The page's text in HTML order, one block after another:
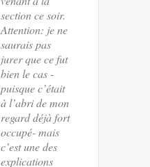
section ce soir.
Attention: je ne
saurais pas
jurer que ce fut
bien le cas -
puisque c’était
à l’abri de mon
regard déjà fort
occupé- mais
c’est une des
explications